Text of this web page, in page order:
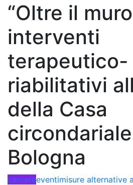
“Oltre il
interventi
terapeutico-
riabilitativi
della Casa
Bologna
carcereeventimisure alternative